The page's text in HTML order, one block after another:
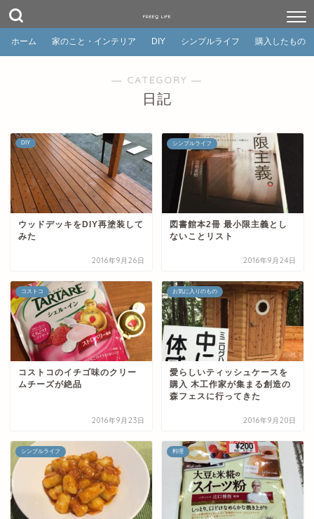
FREEQ LIFE
ホーム 家のこと・インテリア DIY シンプルライフ 購入したもの
― CATEGORY ―
日記
DIY
ウッドデッキをDIY再塗装して
みた
2016年9月26日
シンプルライフ
図書館本2冊 最小限主義とし
ないことリスト
2016年9月24日
コストコ
コストコのイチゴ味のクリー
ムチーズが絶品
2016年9月23日
お気に入りのもの
愛らしいティッシュケースを
購入 木工作家が集まる創造の
森フェスに行ってきた
2016年9月20日
シンプルライフ 料理